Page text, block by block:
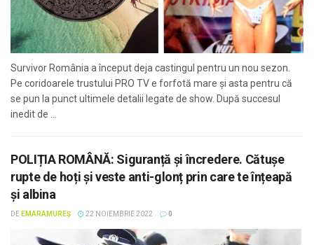
Survivor România a început deja castingul pentru un nou sezon.
Pe coridoarele trustului PRO TV e forfotă mare și asta pentru că
se pun la punct ultimele detalii legate de show. După succesul
inedit de ...
POLIȚIA ROMÂNĂ: Siguranță și încredere. Cătușe
rupte de hoți și veste anti-glonț prin care te înțeapă
și albina
DE EMARAMUREȘ 22 NOIEMBRIE 2022 0